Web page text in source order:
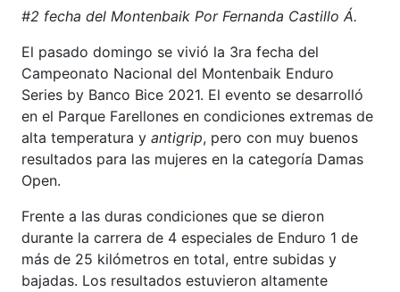
#2 fecha del Montenbaik Por Fernanda Castillo Á.
El pasado domingo se vivió la 3ra fecha del
Campeonato Nacional del Montenbaik Enduro
Series by Banco Bice 2021. El evento se desarrolló
en el Parque Farellones en condiciones extremas de
alta temperatura y antigrip, pero con muy buenos
resultados para las mujeres en la categoría Damas
Open.
Frente a las duras condiciones que se dieron
durante la carrera de 4 especiales de Enduro 1 de
más de 25 kilómetros en total, entre subidas y
bajadas. Los resultados estuvieron altamente